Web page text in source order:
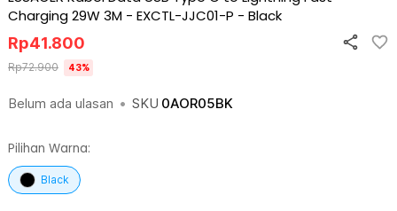
Charging 29W 3M - EXCTL-JJC01-P - Black
Belum ada ulasan • SKU 0AOR05BK
Rp41.800
Rp72.900 43%
Pilihan Warna:
Black